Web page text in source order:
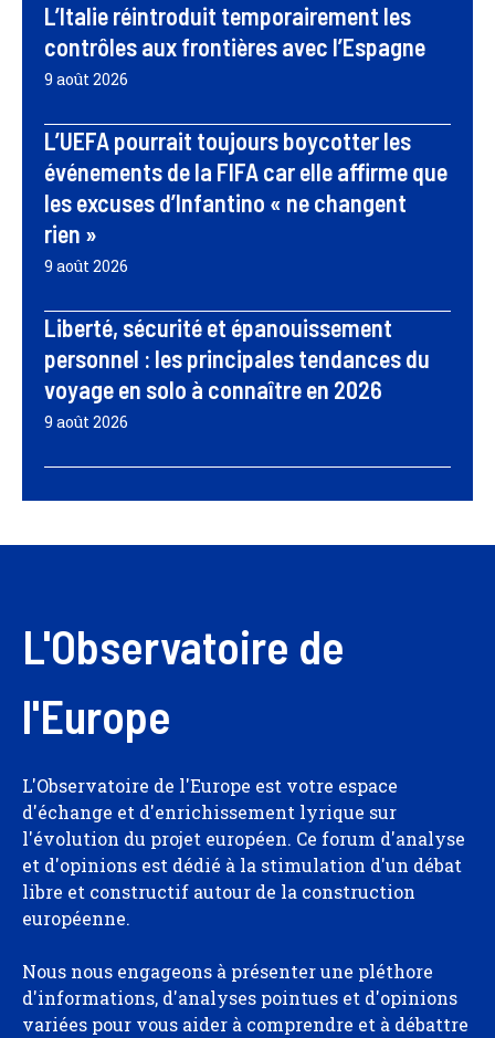
L’Italie réintroduit temporairement les
contrôles aux frontières avec l’Espagne
9 août 2026
L’UEFA pourrait toujours boycotter les
événements de la FIFA car elle affirme que
les excuses d’Infantino « ne changent
rien »
9 août 2026
Liberté, sécurité et épanouissement
personnel : les principales tendances du
voyage en solo à connaître en 2026
9 août 2026
L'Observatoire de
l'Europe
L'Observatoire de l'Europe est votre espace
d'échange et d'enrichissement lyrique sur
l'évolution du projet européen. Ce forum d'analyse
et d'opinions est dédié à la stimulation d'un débat
libre et constructif autour de la construction
européenne.
Nous nous engageons à présenter une pléthore
d'informations, d'analyses pointues et d'opinions
variées pour vous aider à comprendre et à débattre